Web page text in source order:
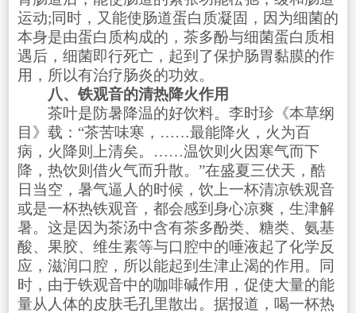
运动;同时，又能使肠道蛋白质凝固，因为细菌的
本身是由蛋白质构成的，茶多酚与细菌蛋白质相
遇后，细菌即行死亡，起到了保护肠胃黏膜的作
用，所以有治疗肠炎的功效。
八、铁观音的清热降火作用
茶叶是防暑降温的好饮料。李时珍《本草纲
目》载：“茶苦味寒，……最能降火，火为百
病，火降则上清矣。……温饮则火因寒气而下
降，热饮则借火气而升散。”在盛夏三伏天，酷
日当空，暑气逼人的时候，饮上一杯清凉铁观音
或是一杯热铁观音，都会感到身心凉爽，生津解
暑。这是因为茶汤中含有茶多酚类、糖类、氨基
酸、果胶、维生素等与口腔中的唾液起了化学反
应，滋润口腔，所以能起到生津止渴的作用。同
时，由于铁观音中的咖啡碱作用，促使大量的能
量从人体的皮肤毛孔里散出。据报道，喝一杯热